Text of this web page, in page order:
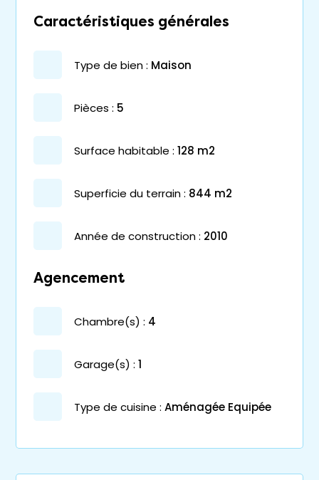
Caractéristiques générales
type de bien : maison
pièces : 5
surface habitable : 128 m2
superficie du terrain : 844 m2
année de construction : 2010
Agencement
chambre(s) : 4
garage(s) : 1
Type de cuisine : Aménagée Equipée